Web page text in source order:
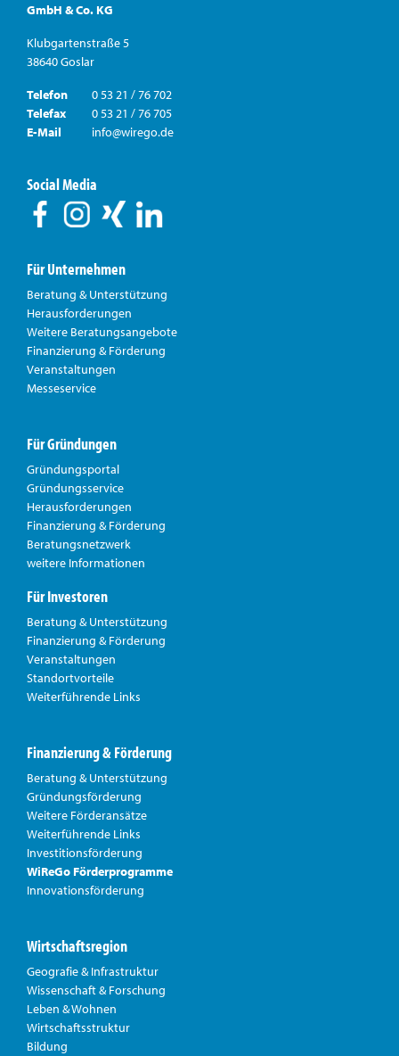
GmbH & Co. KG
Klubgartenstraße 5
38640 Goslar
Telefon
0 53 21 / 76 702
Telefax
0 53 21 / 76 705
E-Mail
info@wirego.de
Social Media
Für Unternehmen
Beratung & Unterstützung
Herausforderungen
Weitere Beratungsangebote
Finanzierung & Förderung
Veranstaltungen
Messeservice
Für Gründungen
Gründungsportal
Gründungsservice
Herausforderungen
Finanzierung & Förderung
Beratungsnetzwerk
weitere Informationen
Für Investoren
Beratung & Unterstützung
Finanzierung & Förderung
Veranstaltungen
Standortvorteile
Weiterführende Links
Finanzierung & Förderung
Beratung & Unterstützung
Gründungsförderung
Weitere Förderansätze
Weiterführende Links
Investitionsförderung
WiReGo Förderprogramme
Innovationsförderung
Wirtschaftsregion
Geografie & Infrastruktur
Wissenschaft & Forschung
Leben & Wohnen
Wirtschaftsstruktur
Bildung